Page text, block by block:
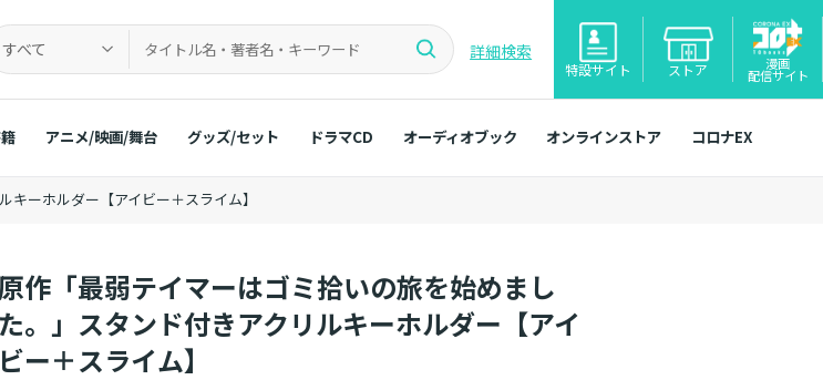
すべて 詳細検索
特設サイト ストア 漫画
配信サイト
アニメ/映画/舞台 グッズ/セット ドラマCD オーディオブック オンラインストア コロナEX
ーホルダー【アイビー＋スライム】
作「最弱テイマーはゴミ拾いの旅を始めまし
た。」スタンド付きアクリルキーホルダー【アイ
ビー＋スライム】